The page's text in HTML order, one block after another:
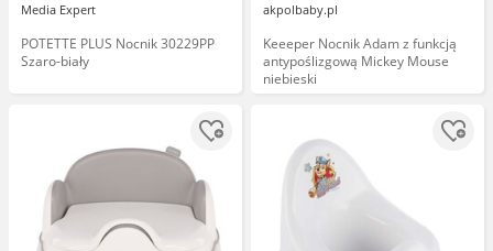
Media Expert
POTETTE PLUS Nocnik 30229PP
Szaro-biały
akpolbaby.pl
Keeeper Nocnik Adam z funkcją
antypoślizgową Mickey Mouse
niebieski